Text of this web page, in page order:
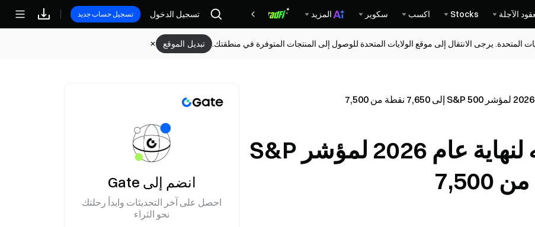
الآجلة Stocks اكسب سكوير المزيد مكافآتتسجيل الدخول تسجيل حساب جديد
المتحدة. يرجى الانتقال إلى موقع الولايات المتحدة للوصول إلى المنتجات المتوفرة في منطقتك. تبديل الموقع
يرفع بنك HSBC هدفه لنهاية عام 2026 لمؤشر S&P
انضم إلى Gate
احصل على آخر التحديثات وابدأ رحلتك
نحو الثراء